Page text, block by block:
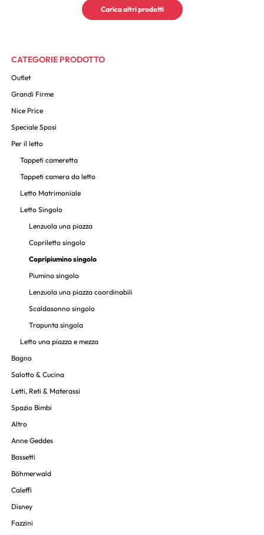
CATEGORIE PRODOTTO
Outlet
Grandi Firme
Nice Price
Speciale Sposi
Per il letto
Tappeti cameretta
Tappeti camera da letto
Letto Matrimoniale
Letto Singolo
Lenzuola una piazza
Copriletto singolo
Copripiumino singolo
Piumino singolo
Lenzuola una piazza coordinabili
Scaldasonno singolo
Trapunta singola
Letto una piazza e mezza
Bagno
Salotto & Cucina
Letti, Reti & Materassi
Spazio Bimbi
Altro
Anne Geddes
Bassetti
Böhmerwald
Caleffi
Disney
Fazzini
Carica altri prodotti